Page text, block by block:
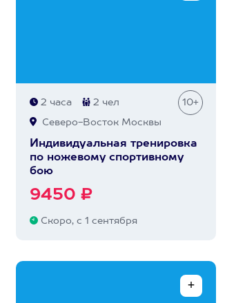
2 часа 2 чел 10+
Северо-Восток Москвы
Индивидуальная тренировка
по ножевому спортивному
бою
9450 ₽
Скоро, с 1 сентября